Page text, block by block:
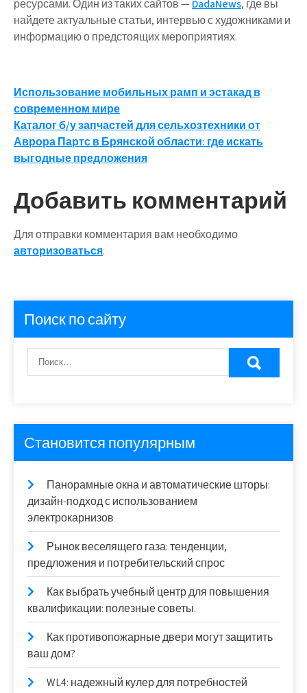
ресурсами. Один из таких сайтов — DadaNews, где вы
найдете актуальные статьи, интервью с художниками и
информацию о предстоящих мероприятиях.
Навигация
по
записям
Использование мобильных рамп и эстакад в
современном мире
Каталог б/у запчастей для сельхозтехники от
Аврора Партс в Брянской области: где искать
выгодные предложения
Добавить комментарий
Для отправки комментария вам необходимо
авторизоваться.
Поиск по сайту
Становится популярным
Панорамные окна и автоматические шторы:
дизайн-подход с использованием
электрокарнизов
Рынок веселящего газа: тенденции,
предложения и потребительский спрос
Как выбрать учебный центр для повышения
квалификации: полезные советы.
Как противопожарные двери могут защитить
ваш дом?
WL4: надежный кулер для потребностей